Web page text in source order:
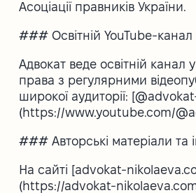
Асоціації правників України.
### Освітній YouTube-канал
Адвокат веде освітній канал
права з регулярними
широкої аудиторії:
(https://www.youtube.com/
### Авторські матеріали та
На сайті [advokat-
(https://advokat-